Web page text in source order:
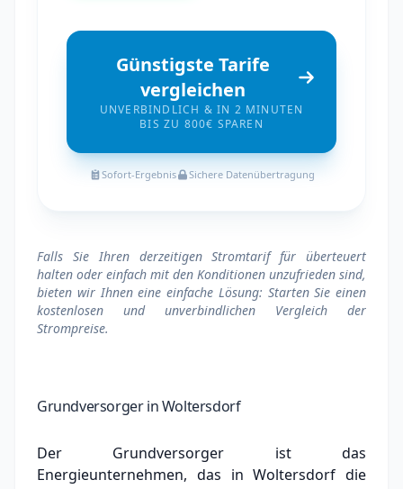
Günstigste Tarife
vergleichen
UNVERBINDLICH & IN 2 MINUTEN
BIS ZU 800€ SPAREN
Sofort-Ergebnis Sichere Datenübertragung
Falls Sie Ihren derzeitigen Stromtarif für überteuert
halten oder einfach mit den Konditionen unzufrieden sind,
bieten wir Ihnen eine einfache Lösung: Starten Sie einen
kostenlosen und unverbindlichen Vergleich der
Strompreise.
Grundversorger in Woltersdorf
Der Grundversorger ist das
Energieunternehmen, das in Woltersdorf die